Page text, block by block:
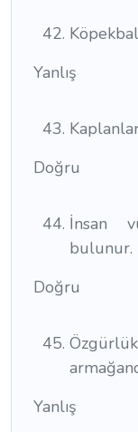
Yanlış
Doğru
İnsan
bulunur.
Doğru
Yanlış